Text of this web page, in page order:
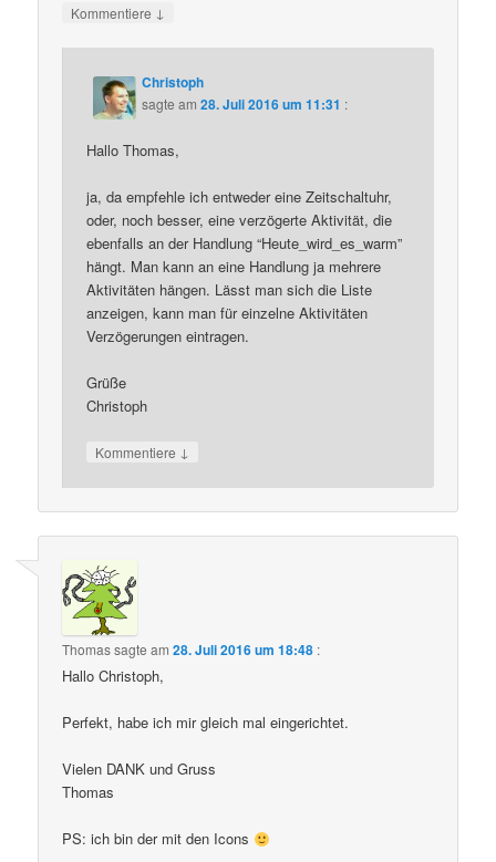
Kommentiere ↓
Christoph
sagte am28. Juli 2016 um 11:31 :
Hallo Thomas,
ja, da empfehle ich entweder eine Zeitschaltuhr,
oder, noch besser, eine verzögerte Aktivität, die
ebenfalls an der Handlung “Heute_wird_es_warm”
hängt. Man kann an eine Handlung ja mehrere
Aktivitäten hängen. Lässt man sich die Liste
anzeigen, kann man für einzelne Aktivitäten
Verzögerungen eintragen.
Grüße
Christoph
Kommentiere ↓
Thomassagte am28. Juli 2016 um 18:48 :
Hallo Christoph,
Perfekt, habe ich mir gleich mal eingerichtet.
Vielen DANK und Gruss
Thomas
PS: ich bin der mit den Icons